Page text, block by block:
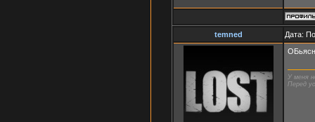
temned Дата:
У меня
Перед